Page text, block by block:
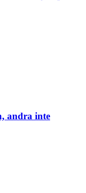
andra inte